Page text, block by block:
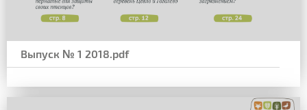
Выпуск № 1 2018.pdf